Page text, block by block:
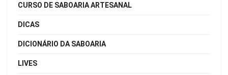
CURSO DE SABOARIA ARTESANAL
DICAS
DICIONÁRIO DA SABOARIA
LIVES